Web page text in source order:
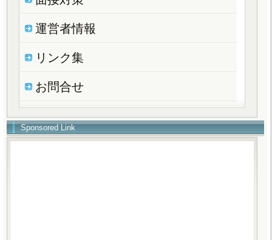
運営者情報
リンク集
お問合せ
Sponsored Link